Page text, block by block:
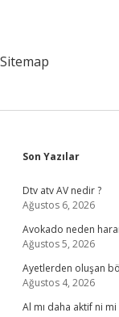
Sitemap
Sidebar
Son Yazılar
Dtv atv AV nedir ?
Ağustos 6, 2026
Avokado neden
Ağustos 5, 2026
Ayetlerden oluşan
Ağustos 4, 2026
Al mı daha aktif ni mi